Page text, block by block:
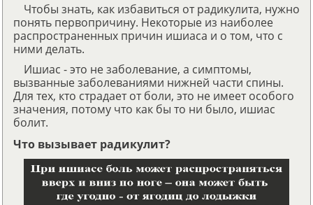
Чтобы знать, как избавиться от радикулита, нужно
понять первопричину. Некоторые из наиболее
распространенных причин ишиаса и о том, что с
ними делать.
Ишиас - это не заболевание, а симптомы,
вызванные заболеваниями нижней части спины.
Для тех, кто страдает от боли, это не имеет особого
значения, потому что как бы то ни было, ишиас
болит.
Что вызывает радикулит?